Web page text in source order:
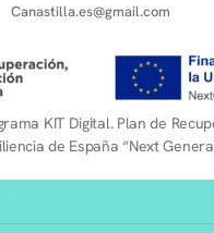
Canastilla.es@gmail.com
KIT Digital. Plan de
de España “Next